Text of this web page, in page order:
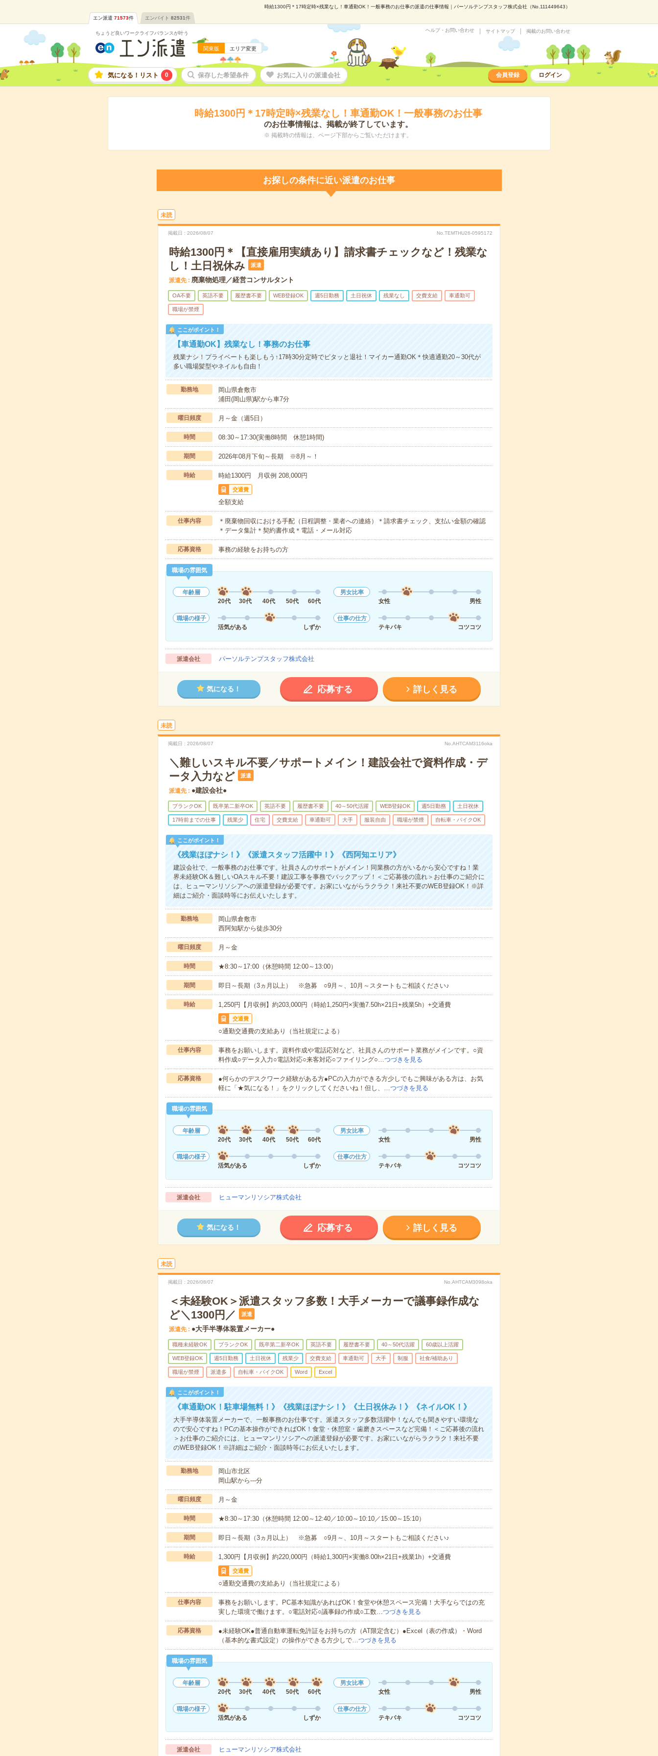
時給1300円＊17時定時×残業なし！車通勤OK！一般事務のお仕事の派遣の仕事情報｜パーソルテンプスタッフ株式会社（No.111449643）
エン派遣 71573件 エンバイト 82531件
ちょうど良いワークライフバランスが叶う
関東版 エリア変更
ヘルプ・お問い合わせ サイトマップ 掲載のお問い合わせ
気になる！リスト 0 保存した希望条件 お気に入りの派遣会社 会員登録 ログイン
時給1300円＊17時定時×残業なし！車通勤OK！一般事務のお仕事
のお仕事情報は、掲載が終了しています。
※ 掲載時の情報は、ページ下部からご覧いただけます。
お探しの条件に近い派遣のお仕事
未読
掲載日 2026/08/07 No.TEMTHU26-0595172
時給1300円＊【直接雇用実績あり】請求書チェックなど！残業な
し！土日祝休み
派遣
派遣先 廃棄物処理／経営コンサルタント
OA不要 英語不要 履歴書不要 WEB登録OK 週5日勤務 土日祝休 残業なし 交費支給 車通勤可
職場が禁煙
ここがポイント！
【車通勤OK】残業なし！事務のお仕事
残業ナシ！プライベートも楽しもう↑17時30分定時でピタッと退社！マイカー通勤OK＊快適通勤20～30代が
多い職場髪型やネイルも自由！
勤務地
岡山県倉敷市
浦田(岡山県)駅から車7分
曜日頻度 月～金（週5日）
時間 08:30～17:30(実働8時間 休憩1時間)
期間 2026年08月下旬～長期 ※8月～！
時給 時給1300円 月収例 208,000円
交通費
全額支給
仕事内容
＊廃棄物回収における手配（日程調整・業者への連絡）＊請求書チェック、支払い金額の確認
＊データ集計＊契約書作成＊電話・メール対応
応募資格 事務の経験をお持ちの方
職場の雰囲気
年齢層
20代
30代 40代 50代 60代
男女比率
女性
男性
職場の様子
活気がある
しずか
仕事の仕方
テキパキ
コツコツ
派遣会社 パーソルテンプスタッフ株式会社
気になる！ 応募する 詳しく見る
未読
掲載日 2026/08/07 No.AHTCAM3116oka
＼難しいスキル不要／サポートメイン！建設会社で資料作成・デ
ータ入力など
派遣
派遣先 ●建設会社●
ブランクOK 既卒第二新卒OK 英語不要 履歴書不要 40～50代活躍 WEB登録OK 週5日勤務 土日祝休
17時前までの仕事 残業少 住宅 交費支給 車通勤可 大手 服装自由 職場が禁煙 自転車・バイクOK
ここがポイント！
《残業ほぼナシ！》《派遣スタッフ活躍中！》《西阿知エリア》
建設会社で、一般事務のお仕事です。社員さんのサポートがメイン！同業務の方がいるから安心ですね！業
界未経験OK＆難しいOAスキル不要！建設工事を事務でバックアップ！＜ご応募後の流れ＞お仕事のご紹介に
は、ヒューマンリソシアへの派遣登録が必要です。お家にいながらラクラク！来社不要のWEB登録OK！※詳
細はご紹介・面談時等にお伝えいたします。
勤務地
岡山県倉敷市
西阿知駅から徒歩30分
曜日頻度 月～金
時間 ★8:30～17:00（休憩時間 12:00～13:00）
期間 即日～長期（3ヵ月以上） ※急募 ○9月～、10月～スタートもご相談ください♪
時給 1,250円【月収例】約203,000円（時給1,250円×実働7.50h×21日+残業5h）+交通費
交通費
○通勤交通費の支給あり（当社規定による）
仕事内容
事務をお願いします。資料作成や電話応対など、社員さんのサポート業務がメインです。○資
料作成○データ入力○電話対応○来客対応○ファイリング○…つづきを見る
応募資格
●何らかのデスクワーク経験がある方●PCの入力ができる方少しでもご興味がある方は、お気
軽に「★気になる！」をクリックしてくださいね！但し、…つづきを見る
職場の雰囲気
年齢層
20代
30代 40代 50代 60代
男女比率
女性
男性
職場の様子
活気がある
しずか
仕事の仕方
テキパキ
コツコツ
派遣会社 ヒューマンリソシア株式会社
気になる！ 応募する 詳しく見る
未読
掲載日 2026/08/07 No.AHTCAM3098oka
＜未経験OK＞派遣スタッフ多数！大手メーカーで議事録作成な
ど＼1300円／
派遣
派遣先 ●大手半導体装置メーカー●
職種未経験OK ブランクOK 既卒第二新卒OK 英語不要 履歴書不要 40～50代活躍 60歳以上活躍
WEB登録OK 週5日勤務 土日祝休 残業少 交費支給 車通勤可 大手 制服 社食/補助あり
職場が禁煙 派遣多 自転車・バイクOK Word Excel
ここがポイント！
《車通勤OK！駐車場無料！》《残業ほぼナシ！》《土日祝休み！》《ネイルOK！》
大手半導体装置メーカーで、一般事務のお仕事です。派遣スタッフ多数活躍中！なんでも聞きやすい環境な
ので安心ですね！PCの基本操作ができればOK！食堂・休憩室・歯磨きスペースなど完備！＜ご応募後の流れ
＞お仕事のご紹介には、ヒューマンリソシアへの派遣登録が必要です。お家にいながらラクラク！来社不要
のWEB登録OK！※詳細はご紹介・面談時等にお伝えいたします。
勤務地
岡山市北区
岡山駅から---分
曜日頻度 月～金
時間 ★8:30～17:30（休憩時間 12:00～12:40／10:00～10:10／15:00～15:10）
期間 即日～長期（3ヵ月以上） ※急募 ○9月～、10月～スタートもご相談ください♪
時給 1,300円【月収例】約220,000円（時給1,300円×実働8.00h×21日+残業1h）+交通費
交通費
○通勤交通費の支給あり（当社規定による）
仕事内容
事務をお願いします。PC基本知識があればOK！食堂や休憩スペース完備！大手ならではの充
実した環境で働けます。○電話対応○議事録の作成○工数…つづきを見る
応募資格
●未経験OK●普通自動車運転免許証をお持ちの方（AT限定含む）●Excel（表の作成）・Word
（基本的な書式設定）の操作ができる方少しで…つづきを見る
職場の雰囲気
年齢層
20代
30代 40代 50代 60代
男女比率
女性
男性
職場の様子
活気がある
しずか
仕事の仕方
テキパキ
コツコツ
派遣会社 ヒューマンリソシア株式会社